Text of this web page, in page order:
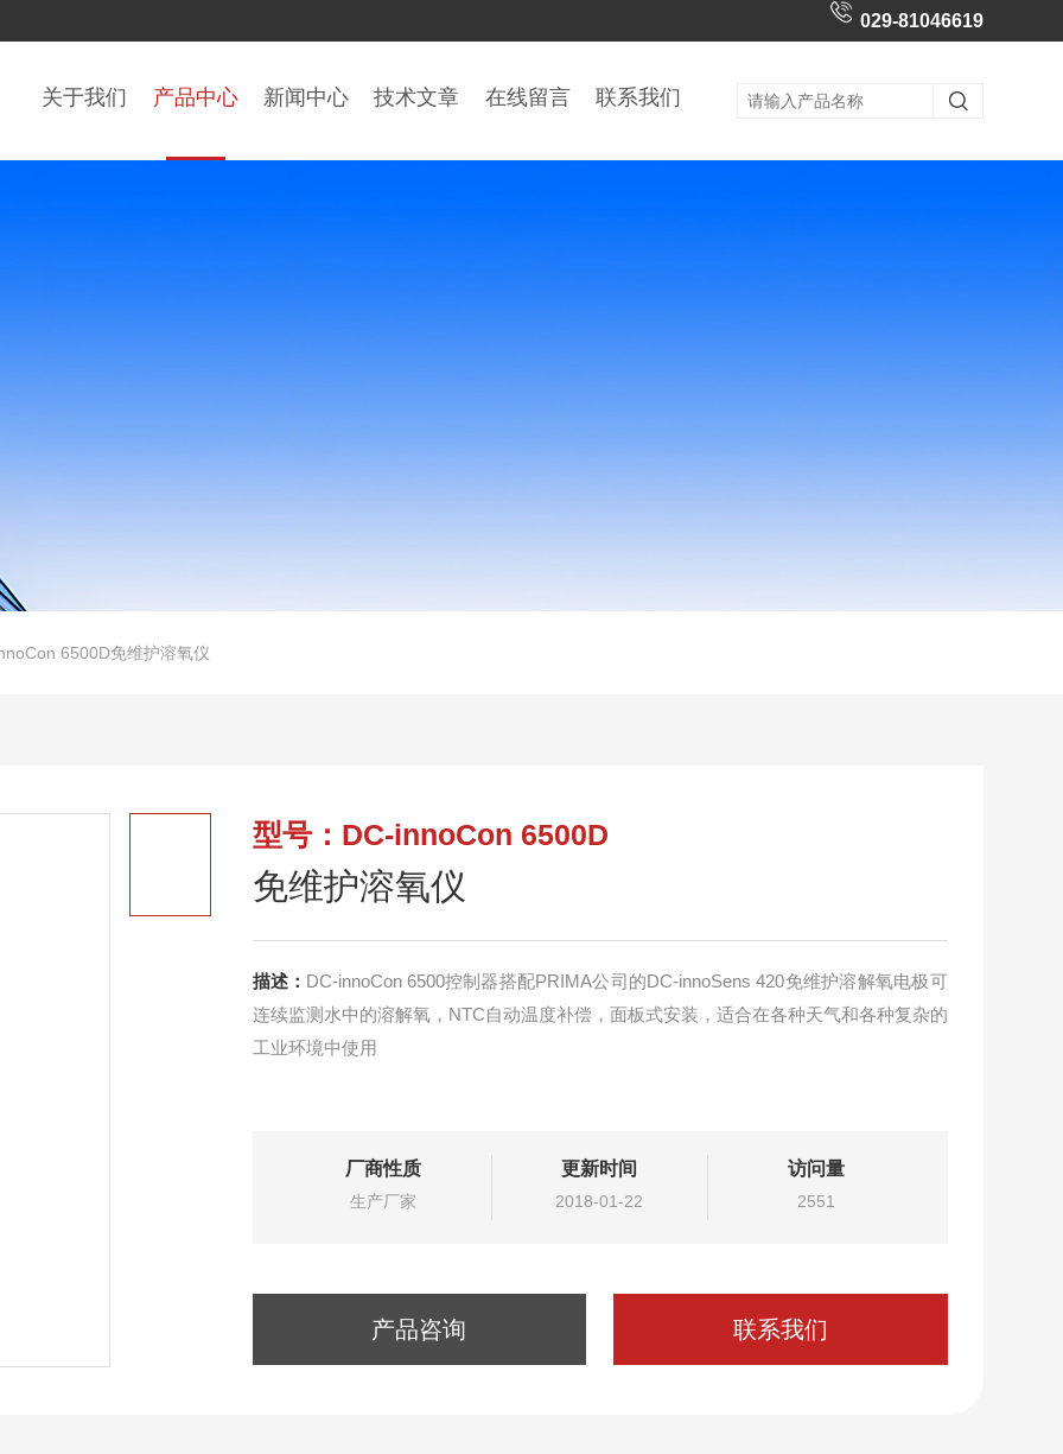
029-81046619
关于我们 产品中心 新闻中心 技术文章 在线留言 联系我们
6500D免维护溶氧仪
型号：DC-innoCon 6500D
免维护溶氧仪
描述： DC-innoCon 6500控制器搭配PRIMA公司的DC-innoSens 420免维护溶解氧电极可
连续监测水中的溶解氧，NTC自动温度补偿，面板式安装，适合在各种天气和各种复杂的
工业环境中使用
厂商性质
生产厂家
更新时间
2018-01-22
访问量
2551
产品咨询 联系我们